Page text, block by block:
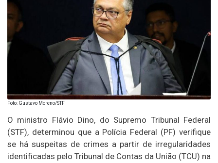
Foto: Gustavo Moreno/STF
O ministro Flávio Dino, do Supremo Tribunal Federal
(STF), determinou que a Polícia Federal (PF) verifique
se há suspeitas de crimes a partir de irregularidades
identificadas pelo Tribunal de Contas da União (TCU) na